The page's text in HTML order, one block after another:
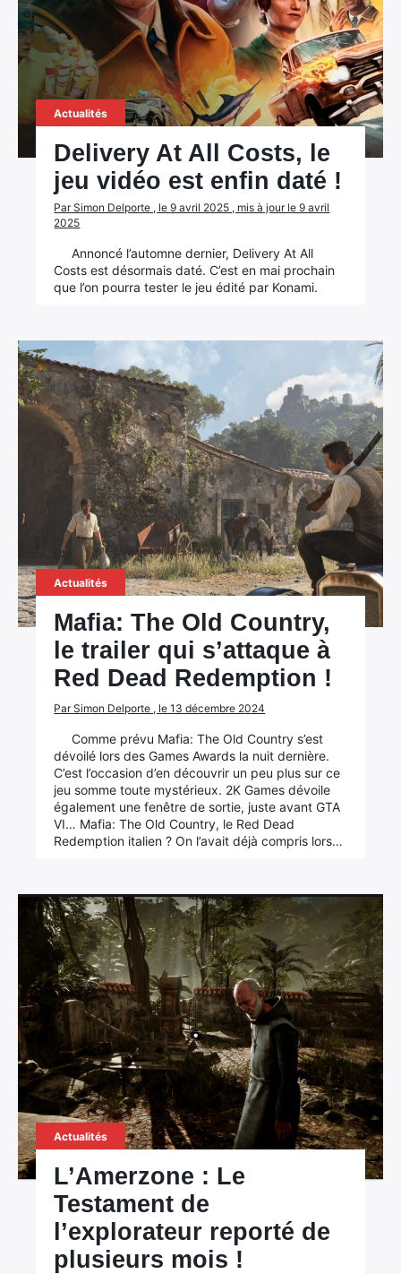
Actualités
Delivery At All Costs, le
jeu vidéo est enfin daté !
Par Simon Delporte , le 9 avril 2025 , mis à jour le 9 avril
2025
Annoncé l’automne dernier, Delivery At All
Costs est désormais daté. C’est en mai prochain
que l’on pourra tester le jeu édité par Konami.
Actualités
Mafia: The Old Country,
le trailer qui s’attaque à
Red Dead Redemption !
Par Simon Delporte , le 13 décembre 2024
Comme prévu Mafia: The Old Country s’est
dévoilé lors des Games Awards la nuit dernière.
C’est l’occasion d’en découvrir un peu plus sur ce
jeu somme toute mystérieux. 2K Games dévoile
également une fenêtre de sortie, juste avant GTA
VI… Mafia: The Old Country, le Red Dead
Redemption italien ? On l’avait déjà compris lors…
Actualités
L’Amerzone : Le
Testament de
l’explorateur reporté de
plusieurs mois !
×
Rechercher